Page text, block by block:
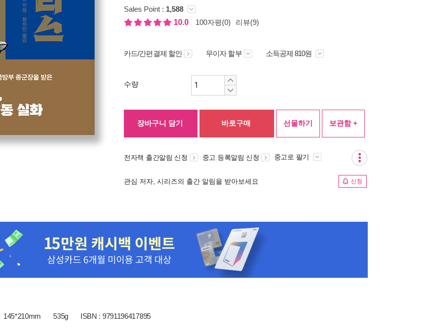
Sales Point : 1,588
10.0
100자평(0) 리뷰(9)
카드/간편결제 할인 무이자 할부 소득공제 810원
수량
장바구니 담기 바로구매 선물하기 보관함 +
전자책 출간알림 신청 중고 등록알림 신청 중고로 팔기
관심 저자, 시리즈의 출간 알림을 받아보세요 신청
145*210mm 535g ISBN : 9791196417895